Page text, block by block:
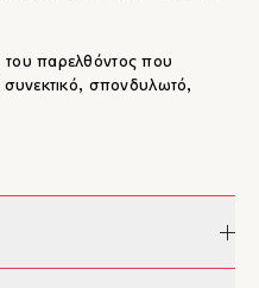
του παρελθόντος που
σπονδυλωτό,